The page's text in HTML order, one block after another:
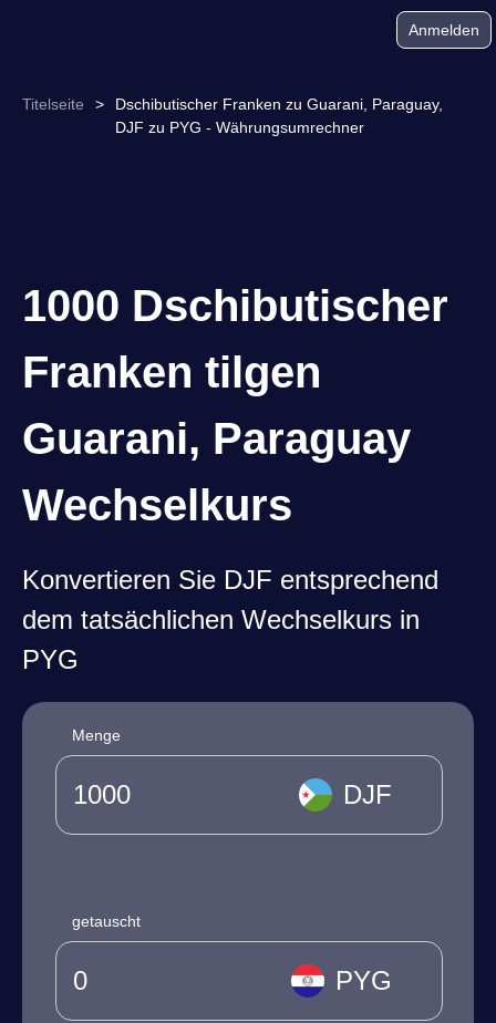
Anmelden
Titelseite >
Dschibutischer Franken zu Guarani, Paraguay,
DJF zu PYG - Währungsumrechner
1000 Dschibutischer
Franken tilgen
Guarani, Paraguay
Wechselkurs
Konvertieren Sie DJF entsprechend
dem tatsächlichen Wechselkurs in
PYG
Menge
DJF
getauscht
PYG